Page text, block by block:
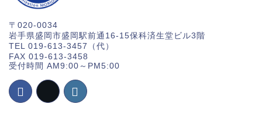
〒020-0034
岩手県盛岡市盛岡駅前通16-15保科済生堂ビル3階
TEL 019-613-3457（代）
FAX 019-613-3458
受付時間 AM9:00～PM5:00